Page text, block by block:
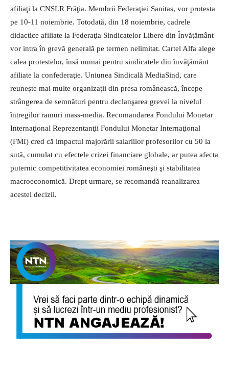
afiliaţi la CNSLR Frăţia. Membrii Federaţiei Sanitas, vor protesta
pe 10-11 noiembrie. Totodată, din 18 noiembrie, cadrele
didactice afiliate la Federaţia Sindicatelor Libere din Învăţământ
vor intra în grevă generală pe termen nelimitat. Cartel Alfa alege
calea protestelor, însă numai pentru sindicatele din învăţământ
afiliate la confederaţie. Uniunea Sindicală MediaSind, care
reuneşte mai multe organizaţii din presa românească, începe
strângerea de semnături pentru declanşarea grevei la nivelul
întregilor ramuri mass-media. Recomandarea Fondului Monetar
Internaţional Reprezentanţii Fondului Monetar Internaţional
(FMI) cred că impactul majorării salariilor profesorilor cu 50 la
sută, cumulat cu efectele crizei financiare globale, ar putea afecta
puternic competitivitatea economiei româneşti şi stabilitatea
macroeconomică. Drept urmare, se recomandă reanalizarea
acestei decizii.